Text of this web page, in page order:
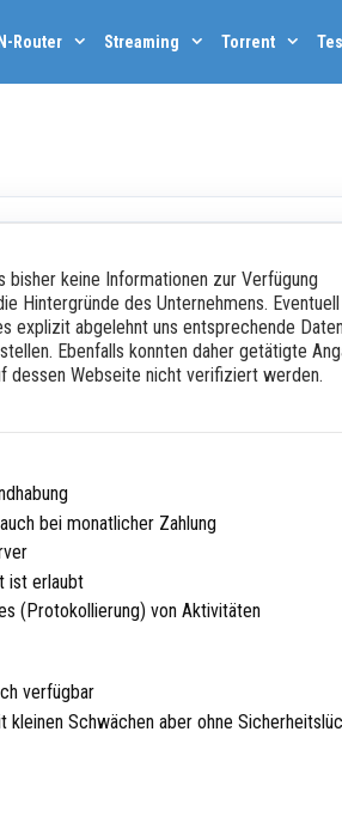
Router Streaming Torrent
bisher keine Informationen zur Verfügung
Hintergründe des Unternehmens.
explizit abgelehnt uns entsprechende
Ebenfalls konnten daher getätigte
dessen Webseite nicht verifiziert werden.
bei monatlicher Zahlung
ist erlaubt
(Protokollierung) von Aktivitäten
verfügbar
kleinen Schwächen aber ohne